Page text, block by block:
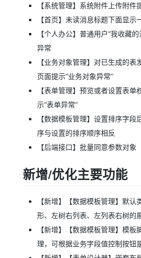
【系统管理】系统附件上传附件
【首页】未读消息标题下面显示
【个人办公】普通用户“我收藏
异常
【业务对象管理】对已生成的表
页面提示“业务对象异常”
【表单管理】预览或者设置表单
示“表单异常”
【数据模板管理】设置排序字段
序与设置的排序顺序相反
【后端接口】批量同意参数对象
新增/优化主要功能
【新增】【数据模板管理】默认
形、左树右列表、左列表右树的
【新增】【数据模板管理】模板
理，可根据业务字段值控制按钮